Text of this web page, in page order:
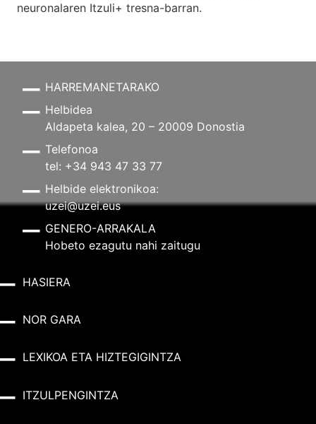
neuronalaren Itzuli+ tresna-barran.
HARREMANETARAKO
Helbidea
Aldapeta kalea, 20 – 20009 Donostia
Telefonoa
tel: +34 943 47 33 77
Helbide elektronikoa:
uzei@uzei.eus
GENERO-ARRAKALA
Hobeto ezagutu nahi zaitugu
HASIERA
NOR GARA
LEXIKOA ETA HIZTEGIGINTZA
ITZULPENGINTZA